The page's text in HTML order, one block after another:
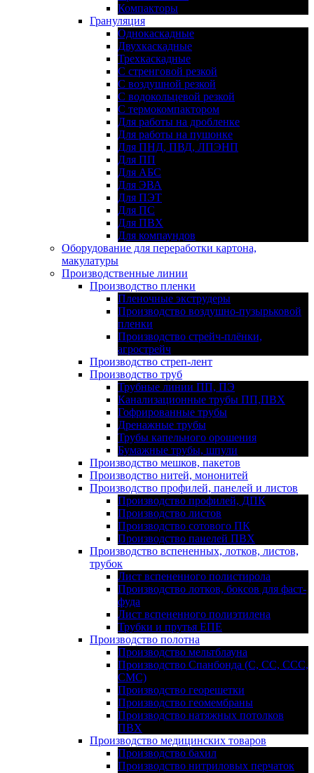
Компакторы
Грануляция
Однокаскадные
Двухкаскадные
Трехкаскадные
С стренговой резкой
С воздушной резкой
С водокольцевой резкой
С термокомпактором
Для работы на дробленке
Для работы на пушонке
Для ПНД, ПВД, ЛПЭНП
Для ПП
Для АБС
Для ЭВА
Для ПЭТ
Для ПС
Для ПВХ
Для компаундов
Оборудование для переработки картона,
макулатуры
Производственные линии
Производство пленки
Пленочные экструдеры
Производство воздушно-пузырьковой
пленки
Производство стрейч-плёнки,
агрострейч
Производство стреп-лент
Производство труб
Трубные линии ПП, ПЭ
Канализационные трубы ПП,ПВХ
Гофрированные трубы
Дренажные трубы
Трубы капельного орошения
Бумажные трубы, шпули
Производство мешков, пакетов
Производство нитей, мононитей
Производство профилей, панелей и листов
Производство профилей, ДПК
Производство листов
Производство сотового ПК
Производство панелей ПВХ
Производство вспененных, лотков, листов,
трубок
Лист вспененного полистирола
Производство лотков, боксов для фаст-
фуда
Лист вспененного полиэтилена
Трубки и прутья ЕПЕ
Производство полотна
Производство мельтблауна
Производство Спанбонда (С, СС, ССС,
СМС)
Производство георешетки
Производство геомембраны
Производство натяжных потолков
ПВХ
Производство медицинских товаров
Производство бахил
Производство нитриловых перчаток